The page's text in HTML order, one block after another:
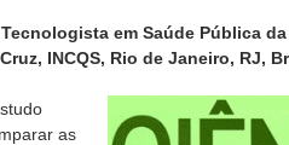
em Saúde Pública
INCQS, Rio de Janeiro, RJ,
as